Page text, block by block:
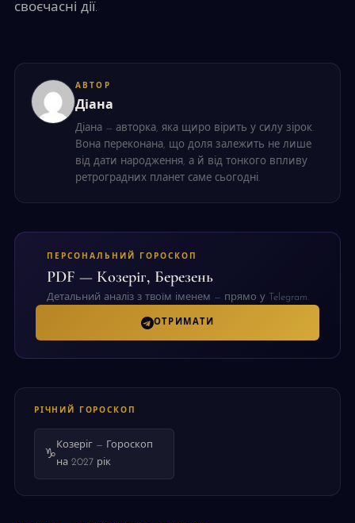
своєчасні дії.
АВТОР
Діана
Діана — авторка, яка щиро вірить у силу зірок.
Вона переконана, що доля залежить не лише
від дати народження, а й від тонкого впливу
ретроградних планет саме сьогодні.
ПЕРСОНАЛЬНИЙ ГОРОСКОП
PDF — Козеріг, Березень
Детальний аналіз з твоїм іменем — прямо у Telegram.
ОТРИМАТИ
РІЧНИЙ ГОРОСКОП
♑
Козеріг — Гороскоп
на 2027 рік